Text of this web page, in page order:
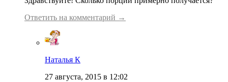
Ответить на комментарий →
Наталья К
27 августа, 2015 в 12:02